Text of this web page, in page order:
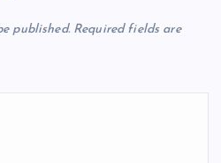
published. Required fields are